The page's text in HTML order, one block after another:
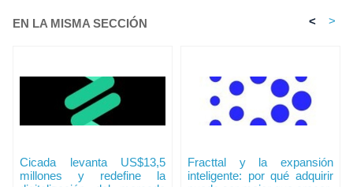
EN LA MISMA SECCIÓN < >
Cicada levanta US$13,5
millones y redefine la
Fracttal y la expansión
inteligente: por qué adquirir